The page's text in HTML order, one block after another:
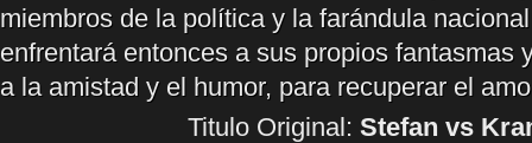
miembros de la política y la farándula
enfrentará entonces a sus propios fantasmas
a la amistad y el humor, para recuperar el
Titulo Original: Stefan vs